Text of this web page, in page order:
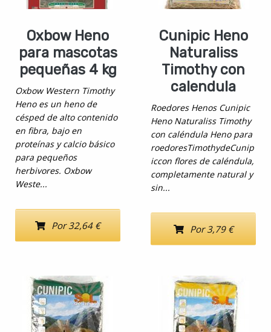
Oxbow Heno
para mascotas
pequeñas 4 kg
Oxbow Western Timothy
Heno es un heno de
césped de alto contenido
en fibra, bajo en
proteínas y calcio básico
para pequeños
herbivores. Oxbow
Weste...
Por 32,64 €
Cunipic Heno
Naturaliss
Timothy con
calendula
Roedores Henos Cunipic
Heno Naturaliss Timothy
con caléndula Heno para
roedoresTimothydeCunip
iccon flores de caléndula,
completamente natural y
sin...
Por 3,79 €